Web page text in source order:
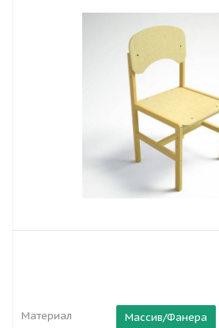
Материал Массив/Фанера